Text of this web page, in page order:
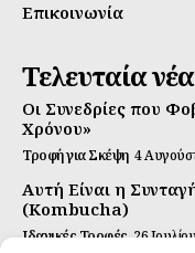
Επικοινωνία
Τελευταία νέα
Οι Συνεδρίες που
Χρόνου»
Τροφή για Σκέψη 4
Αυτή Είναι η
(Kombucha)
Ιδανικές Τροφές 26